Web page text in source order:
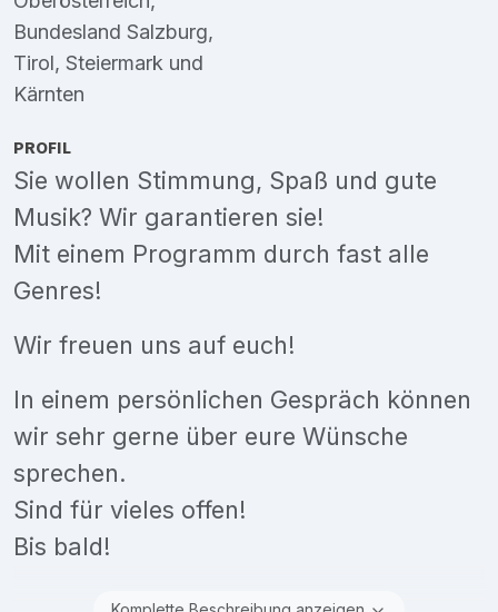
Bundesland Salzburg,
Tirol, Steiermark und
Kärnten
PROFIL
Sie wollen Stimmung, Spaß und gute
Musik? Wir garantieren sie!
Mit einem Programm durch fast alle
Genres!
Wir freuen uns auf euch!
In einem persönlichen Gespräch können
wir sehr gerne über eure Wünsche
sprechen.
Sind für vieles offen!
Bis bald!